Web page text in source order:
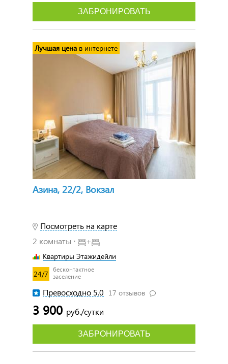
ЗАБРОНИРОВАТЬ
Азина, 22/2, Вокзал
Посмотреть на карте
2 комнаты ⋅
+
Квартиры Этажидейли
24/7
бесконтактное
заселение
Превосходно 5.0 17 отзывов
3 900 руб./сутки
Лучшая цена в интернете
ЗАБРОНИРОВАТЬ